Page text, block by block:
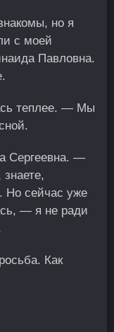
но я
с моей
Павловна.
теплее. — Мы
Сергеевна. —
Но сейчас уже
— я не ради
Как